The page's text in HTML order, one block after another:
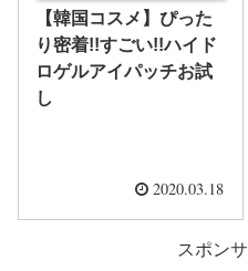
【韓国コスメ】ぴった
り密着!!すごい!!ハイド
ロゲルアイパッチお試
し
2020.03.18
スポン